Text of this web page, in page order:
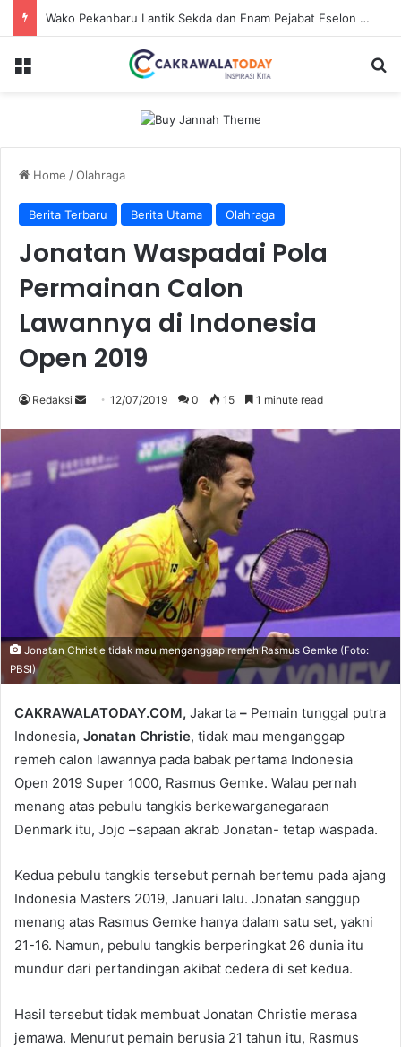
Wako Pekanbaru Lantik Sekda dan Enam Pejabat Eselon Lainnya
Menu
Home /Olahraga
Berita Terbaru Berita Utama Olahraga
Jonatan Waspadai Pola
Permainan Calon
Lawannya di Indonesia
Open 2019
Redaksi
Send12/07/2019 0 15 1 minute read
Jonatan Christie tidak mau menganggap remeh Rasmus Gemke (Foto:
PBSI)
CAKRAWALATODAY.COM, Jakarta – Pemain tunggal putra
Indonesia, Jonatan Christie, tidak mau menganggap
remeh calon lawannya pada babak pertama Indonesia
Open 2019 Super 1000, Rasmus Gemke. Walau pernah
menang atas pebulu tangkis berkewarganegaraan
Denmark itu, Jojo –sapaan akrab Jonatan- tetap waspada.
Kedua pebulu tangkis tersebut pernah bertemu pada ajang
Indonesia Masters 2019, Januari lalu. Jonatan sanggup
menang atas Rasmus Gemke hanya dalam satu set, yakni
21-16. Namun, pebulu tangkis berperingkat 26 dunia itu
mundur dari pertandingan akibat cedera di set kedua.
Hasil tersebut tidak membuat Jonatan Christie merasa
jemawa. Menurut pemain berusia 21 tahun itu, Rasmus